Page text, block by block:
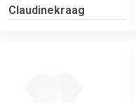
Claudinekraag